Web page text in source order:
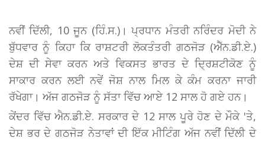
ਨਵੀਂ ਦਿੱਲੀ, 10 ਜੂਨ (ਹਿੰ.ਸ.)। ਪ੍ਰਧਾਨ ਮੰਤਰੀ ਨਰਿੰਦਰ ਮੋਦੀ ਨੇ
ਬੁੱਧਵਾਰ ਨੂੰ ਕਿਹਾ ਕਿ ਰਾਸ਼ਟਰੀ ਲੋਕਤੰਤਰੀ ਗਠਜੋੜ (ਐੱਨ.ਡੀ.ਏ.)
ਦੇਸ਼ ਦੀ ਸੇਵਾ ਕਰਨ ਅਤੇ ਵਿਕਸਤ ਭਾਰਤ ਦੇ ਦ੍ਰਿਸ਼ਟੀਕੋਣ ਨੂੰ
ਸਾਕਾਰ ਕਰਨ ਲਈ ਨਵੇਂ ਜੋਸ਼ ਨਾਲ ਮਿਲ ਕੇ ਕੰਮ ਕਰਨਾ ਜਾਰੀ
ਰੱਖੇਗਾ। ਅੱਜ ਗਠਜੋੜ ਨੂੰ ਸੱਤਾ ਵਿੱਚ ਆਏ 12 ਸਾਲ ਹੋ ਗਏ ਹਨ।
ਕੇਂਦਰ ਵਿੱਚ ਐਨ.ਡੀ.ਏ. ਸਰਕਾਰ ਦੇ 12 ਸਾਲ ਪੂਰੇ ਹੋਣ ਦੇ ਮੌਕੇ 'ਤੇ,
ਦੇਸ਼ ਭਰ ਦੇ ਗਠਜੋੜ ਨੇਤਾਵਾਂ ਦੀ ਇੱਕ ਮੀਟਿੰਗ ਅੱਜ ਨਵੀਂ ਦਿੱਲੀ ਦੇ